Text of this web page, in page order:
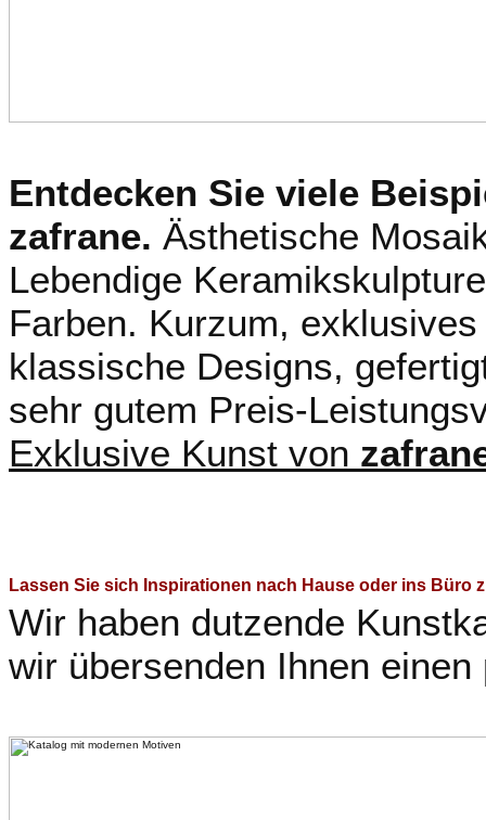
Entdecken Sie viele
zafrane. Ästhetische
Lebendige
Farben. Kurzum,
klassische Designs,
sehr gutem Preis-
Exklusive Kunst von
Lassen Sie sich Inspirationen nach Hause oder ins Büro
Wir haben dutzende
wir übersenden Ihnen